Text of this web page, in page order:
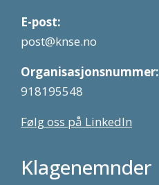
E-post:
post@knse.no
Organisasjonsnummer:
918195548
Følg oss på LinkedIn
Klagenemnder